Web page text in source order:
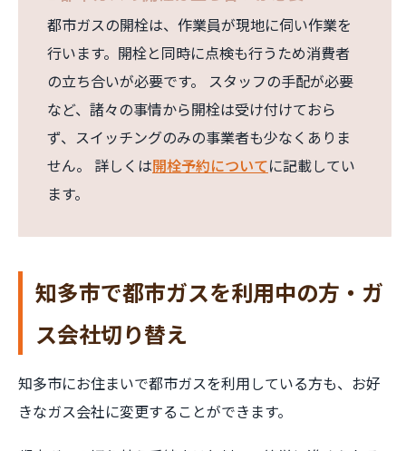
都市ガスの開栓は、作業員が現地に伺い作業を
行います。開栓と同時に点検も行うため消費者
の立ち合いが必要です。 スタッフの手配が必要
など、諸々の事情から開栓は受け付けておら
ず、スイッチングのみの事業者も少なくありま
せん。 詳しくは開栓予約についてに記載してい
ます。
知多市で都市ガスを利用中の方・ガ
ス会社切り替え
知多市にお住まいで都市ガスを利用している方も、お好
きなガス会社に変更することができます。